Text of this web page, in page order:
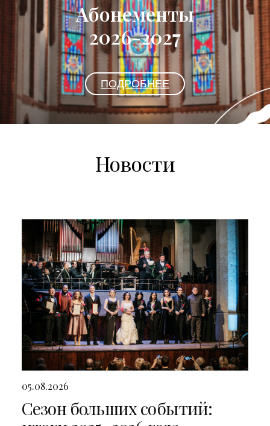
Абонементы
2026-2027
ПОДРОБНЕЕ
Новости
05.08.2026
Сезон больших событий: